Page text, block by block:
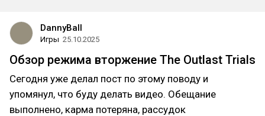
DannyBall
Игры 25.10.2025
Обзор режима вторжение The Outlast Trials
Сегодня уже делал пост по этому поводу и
упомянул, что буду делать видео. Обещание
выполнено, карма потеряна, рассудок